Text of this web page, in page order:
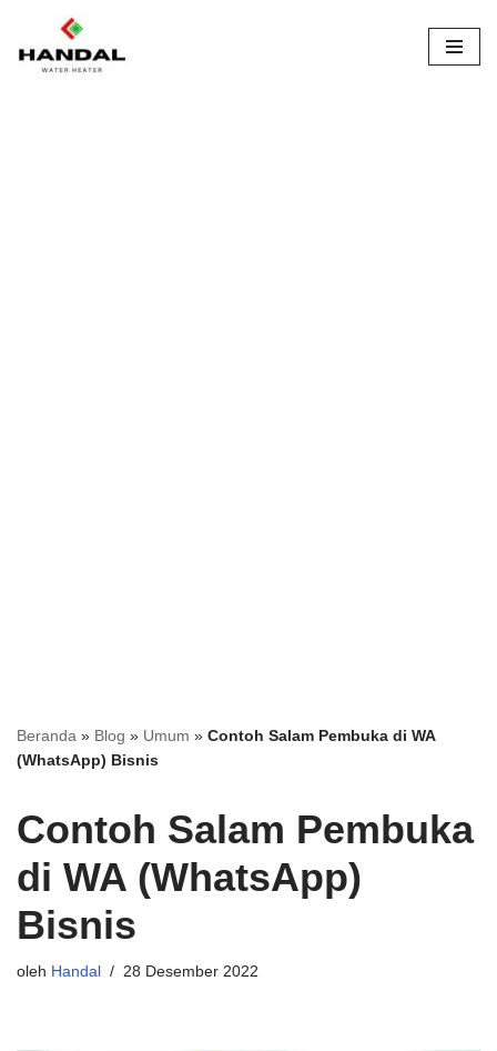
Lompat
Beranda » Blog » Umum » Contoh Salam Pembuka di WA
(WhatsApp) Bisnis
Contoh Salam Pembuka
di WA (WhatsApp)
Bisnis
oleh Handal 28 Desember 2022